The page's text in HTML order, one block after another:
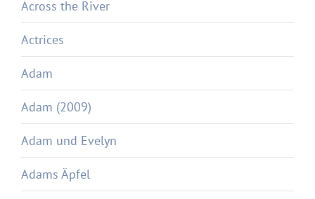
Across the River
Actrices
Adam
Adam (2009)
Adam und Evelyn
Adams Äpfel